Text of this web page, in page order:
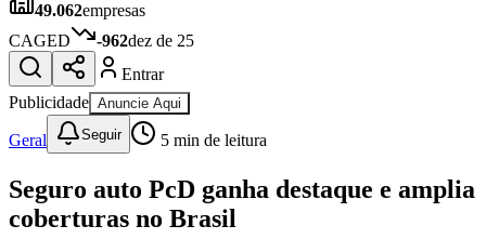
Anuncie no Portal
Cadastrar Empresa
Divulgar Vagas
Publicidade Legal
Política
Eleições
Segurança
Cultura
Meio Ambiente
Obras
49.062empresas
CAGED
-962dez de 25
Entrar
Publicidade Anuncie Aqui
Geral Seguir 5 min de leitura
Seguro auto PcD ganha destaque e amplia
coberturas no Brasil